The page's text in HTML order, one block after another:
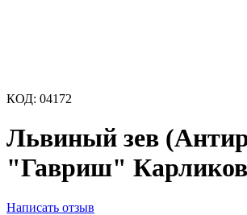
КОД: 04172
Львиный зев
"Гавриш"
Написать отзыв